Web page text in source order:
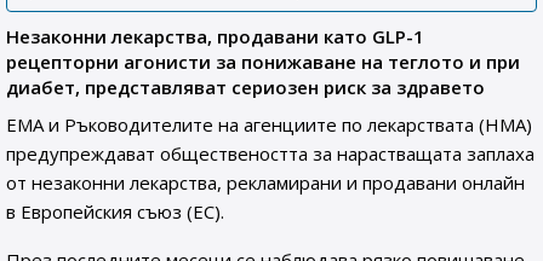
Незаконни лекарства, продавани като GLP-1
рецепторни агонисти за понижаване на теглото и при
диабет, представляват сериозен риск за здравето
EMA и Ръководителите на агенциите по лекарствата (HMA)
предупреждават обществеността за нарастващата заплаха
от незаконни лекарства, рекламирани и продавани онлайн
в Европейския съюз (EС).